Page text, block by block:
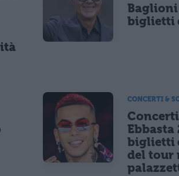
Baglioni
biglietti
CONCERTI &
Ebbasta
biglietti
del tour